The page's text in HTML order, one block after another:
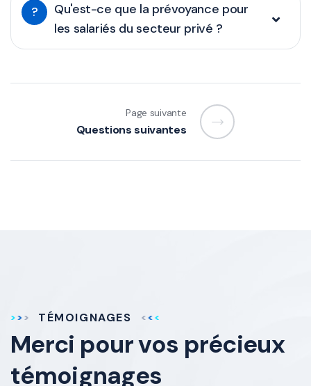
?
Qu'est-ce que la prévoyance pour
les salariés du secteur privé ?
Page suivante
Questions suivantes
TÉMOIGNAGES
Merci pour vos précieux
témoignages